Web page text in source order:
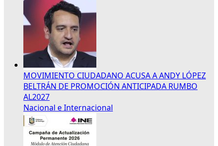
MOVIMIENTO CIUDADANO ACUSA A ANDY LÓPEZ
BELTRÁN DE PROMOCIÓN ANTICIPADA RUMBO
AL2027
Nacional e Internacional